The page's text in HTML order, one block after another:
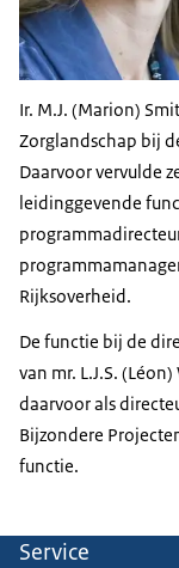
Ir. M.J. (Marion)
Zorglandschap bij
Daarvoor vervulde
leidinggevende
Rijksoverheid.
De functie bij de
van mr. L.J.S.
daarvoor als
Bijzondere
functie.
Service